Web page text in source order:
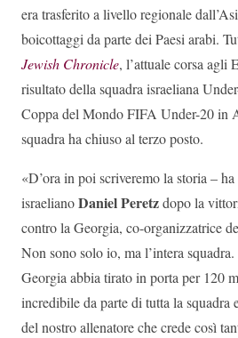
era trasferito a livello regionale
boicottaggi da parte dei Paesi arabi.
Jewish Chronicle, l’attuale corsa agli
risultato della squadra israeliana
Coppa del Mondo FIFA Under-20 in
squadra ha chiuso al terzo posto.
«D’ora in poi scriveremo la storia –
israelianoDaniel Peretzdopo la
contro la Georgia, co-organizzatrice
Non sono solo io, ma l’intera
Georgia abbia tirato in porta per 120
incredibile da parte di tutta la squadra
del nostro allenatore che crede così